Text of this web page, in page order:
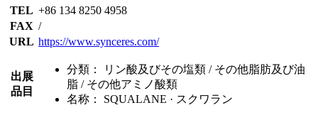
TEL +86 134 8250 4958
FAX /
URL https://www.synceres.com/
出展
品目
分類：
リン酸及びその塩類 / その他脂肪及び油
脂 / その他アミノ酸類
名称：
SQUALANE · スクワラン